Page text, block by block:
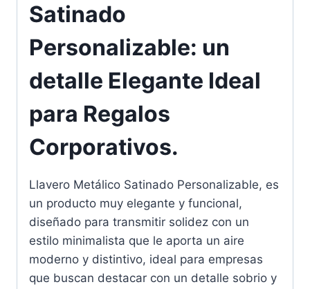
Satinado
Personalizable: un
detalle Elegante Ideal
para Regalos
Corporativos.
Llavero Metálico Satinado Personalizable, es
un producto muy elegante y funcional,
diseñado para transmitir solidez con un
estilo minimalista que le aporta un aire
moderno y distintivo, ideal para empresas
que buscan destacar con un detalle sobrio y